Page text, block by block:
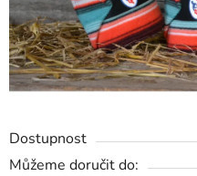
Dostupnost
Můžeme doručit do: